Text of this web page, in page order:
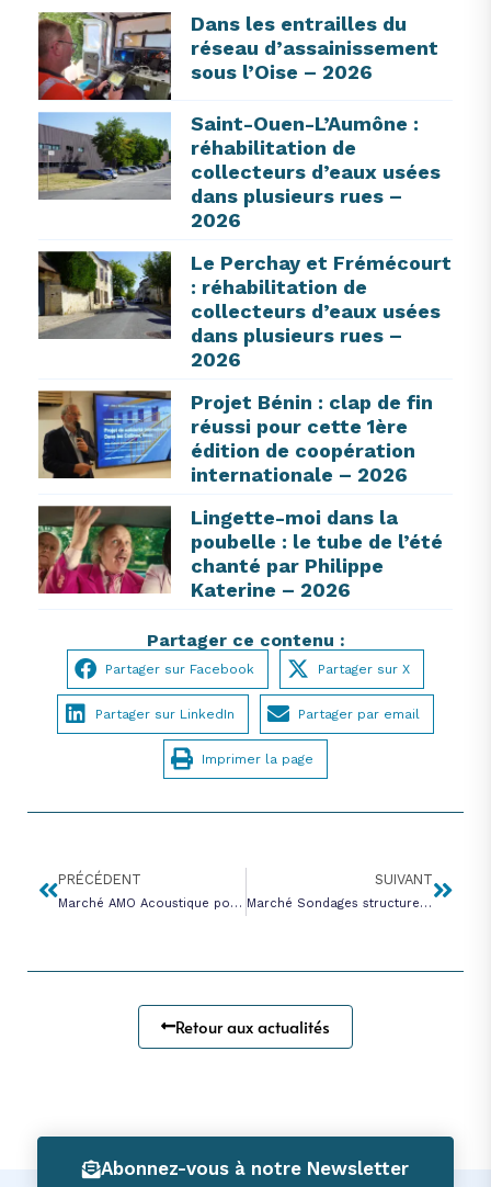
Dans les entrailles du
réseau d’assainissement
sous l’Oise – 2026
Saint-Ouen-L’Aumône :
réhabilitation de
collecteurs d’eaux usées
dans plusieurs rues –
2026
Le Perchay et Frémécourt
: réhabilitation de
collecteurs d’eaux usées
dans plusieurs rues –
2026
Projet Bénin : clap de fin
réussi pour cette 1ère
édition de coopération
internationale – 2026
Lingette-moi dans la
poubelle : le tube de l’été
chanté par Philippe
Katerine – 2026
Partager ce contenu :
Partager sur Facebook Partager sur X
Partager sur LinkedIn Partager par email
Imprimer la page
PRÉCÉDENT
Marché AMO Acoustique pour la réhabilitation et l’aménagement d’un bâtiment à usage de bureaux
SUIVANT
Marché Sondages structures pour la réhabilitation et l’aménagement d’un bâtiment à usage de bureaux
Retour aux actualités
Abonnez-vous à notre Newsletter